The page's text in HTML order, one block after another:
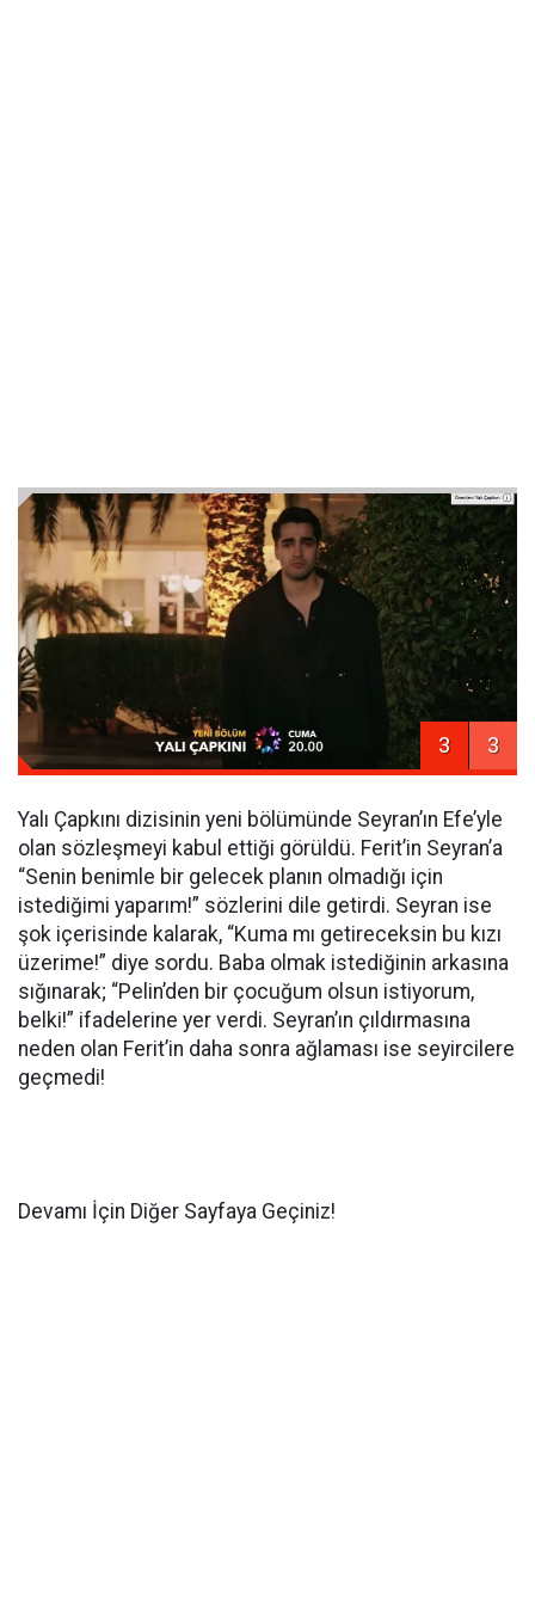
3 3
Yalı Çapkını dizisinin yeni bölümünde Seyran’ın Efe’yle
olan sözleşmeyi kabul ettiği görüldü. Ferit’in Seyran’a
“Senin benimle bir gelecek planın olmadığı için
istediğimi yaparım!” sözlerini dile getirdi. Seyran ise
şok içerisinde kalarak, “Kuma mı getireceksin bu kızı
üzerime!” diye sordu. Baba olmak istediğinin arkasına
sığınarak; “Pelin’den bir çocuğum olsun istiyorum,
belki!” ifadelerine yer verdi. Seyran’ın çıldırmasına
neden olan Ferit’in daha sonra ağlaması ise seyircilere
geçmedi!
Devamı İçin Diğer Sayfaya Geçiniz!